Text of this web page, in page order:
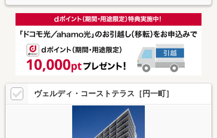
ヴェルディ・コーストテラス［円一町］